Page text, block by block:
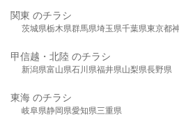
関東 のチラシ
茨城県栃木県群馬県埼玉県千葉県東京都
甲信越・北陸 のチラシ
新潟県富山県石川県福井県山梨県長野県
東海 のチラシ
岐阜県静岡県愛知県三重県